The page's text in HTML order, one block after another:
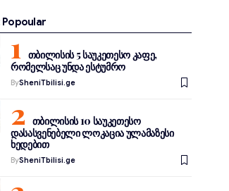
Popoular
თბილისის 5 საუკეთესო კაფე,
რომელსაც უნდა ესტუმრო
BySheniTbilisi.ge
თბილისის 10 საუკეთესო
დასასვენებელი ლოკაცია ულამაზესი
ხედებით
BySheniTbilisi.ge